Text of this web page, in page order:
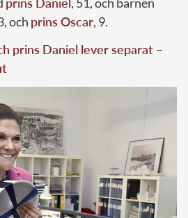
och prins Oscar, 9.
prins Daniel lever separat –